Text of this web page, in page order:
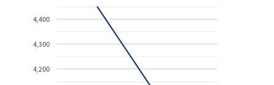
4,200
4,300
4,400